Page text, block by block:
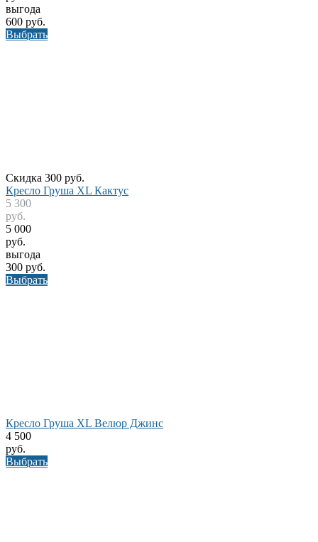
выгода
600 руб.
Выбрать
Скидка 300 руб.
Кресло Груша XL Кактус
5 300
руб.
5 000
руб.
выгода
300 руб.
Выбрать
Кресло Груша XL Велюр Джинс
4 500
руб.
Выбрать